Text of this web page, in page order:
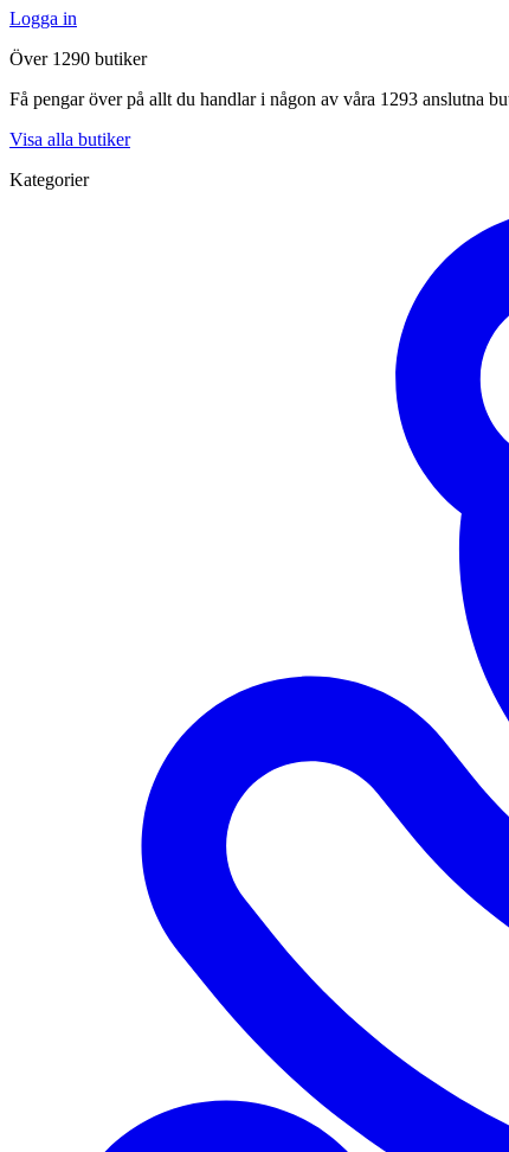
Logga in
Över 1290 butiker
Få pengar över på allt du handlar i någon av våra 1293 anslutna
Visa alla butiker
Kategorier